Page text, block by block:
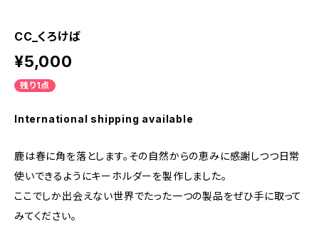
CC_くろけば
¥5,000
残り1点
International shipping available
鹿は春に角を落とします。その自然からの恵みに感謝しつつ日常
使いできるようにキーホルダーを製作しました。
ここでしか出会えない世界でたった一つの製品をぜひ手に取って
みてください。